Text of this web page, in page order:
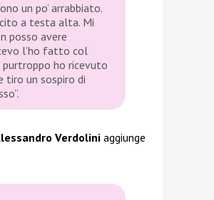
un po’ arrabbiato.
a testa alta. Mi
posso avere
l’ho fatto col
purtroppo ho ricevuto
tiro un sospiro di
Verdoliniaggiunge